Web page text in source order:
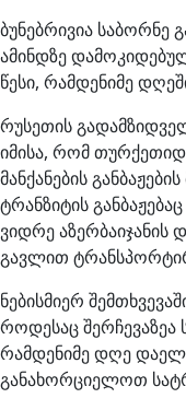
ბუნებრივია საბორნე
ამინდზე
წესი, რამდენიმე
რუსეთის
იმისა, რომ
მანქანების
ტრანზიტის
ვიდრე
გავლით
ნებისმიერ
როდესაც შერჩევაზეა
რამდენიმე დღე
განახორციელოთ